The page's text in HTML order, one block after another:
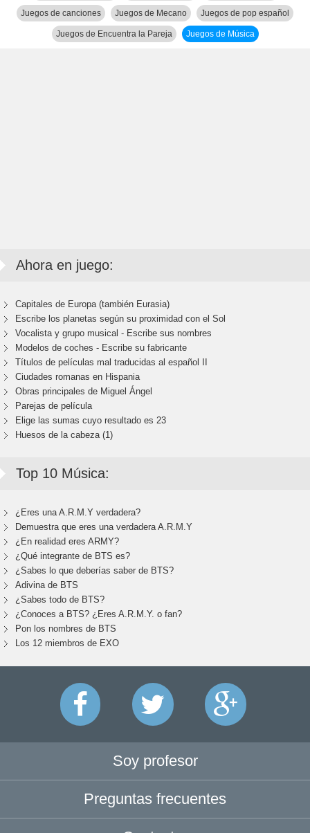
Juegos de canciones Juegos de Mecano Juegos de pop español
Juegos de Encuentra la Pareja Juegos de Música
Ahora en juego:
Capitales de Europa (también Eurasia)
Escribe los planetas según su proximidad con el Sol
Vocalista y grupo musical - Escribe sus nombres
Modelos de coches - Escribe su fabricante
Títulos de películas mal traducidas al español II
Ciudades romanas en Hispania
Obras principales de Miguel Ángel
Parejas de película
Elige las sumas cuyo resultado es 23
Huesos de la cabeza (1)
Top 10 Música:
¿Eres una A.R.M.Y verdadera?
Demuestra que eres una verdadera A.R.M.Y
¿En realidad eres ARMY?
¿Qué integrante de BTS es?
¿Sabes lo que deberías saber de BTS?
Adivina de BTS
¿Sabes todo de BTS?
¿Conoces a BTS? ¿Eres A.R.M.Y. o fan?
Pon los nombres de BTS
Los 12 miembros de EXO
Soy profesor
Preguntas frecuentes